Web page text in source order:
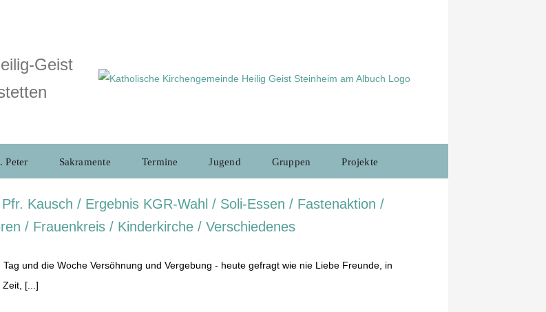
Geist
Peter Sakramente Termine Jugend Gruppen Projekte
Kausch / Ergebnis KGR-Wahl / Soli-Essen / Fastenaktion /
/ Frauenkreis / Kinderkirche / Verschiedenes
Tag und die Woche Versöhnung und Vergebung - heute gefragt wie nie Liebe Freunde, in
[...]